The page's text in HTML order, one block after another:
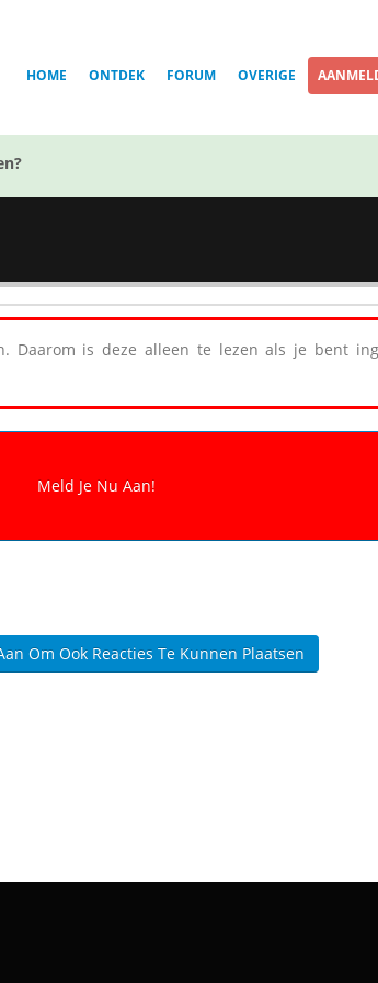
HOME ONTDEK FORUM OVERIGE
Daarom is deze alleen te lezen als je bent
Om Ook Reacties Te Kunnen Plaatsen